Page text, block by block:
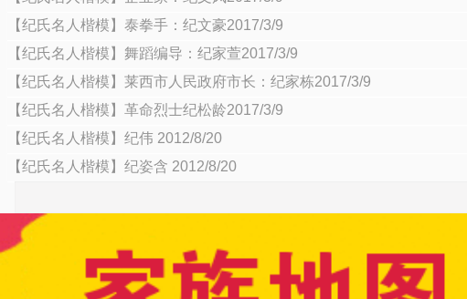
【纪氏名人楷模】泰拳手：纪文豪2017/3/9
【纪氏名人楷模】舞蹈编导：纪家萱2017/3/9
【纪氏名人楷模】莱西市人民政府市长：纪家栋2017/3/9
【纪氏名人楷模】革命烈士纪松龄2017/3/9
【纪氏名人楷模】纪伟 2012/8/20
【纪氏名人楷模】纪姿含 2012/8/20